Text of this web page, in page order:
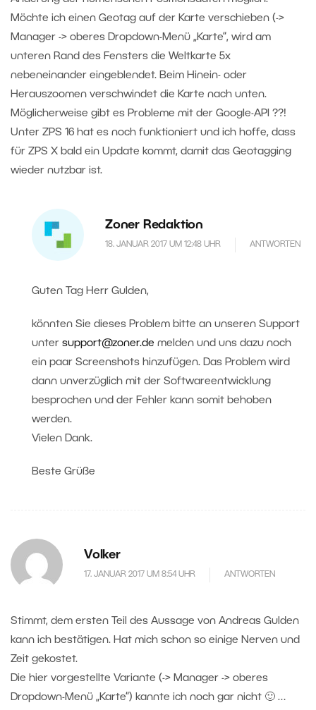
Möchte ich einen Geotag auf der Karte verschieben (->
Manager -> oberes Dropdown-Menü „Karte“, wird am
unteren Rand des Fensters die Weltkarte 5x
nebeneinander eingeblendet. Beim Hinein- oder
Herauszoomen verschwindet die Karte nach unten.
Möglicherweise gibt es Probleme mit der Google-API ??!
Unter ZPS 16 hat es noch funktioniert und ich hoffe, dass
für ZPS X bald ein Update kommt, damit das Geotagging
wieder nutzbar ist.
Zoner Redaktion
18. JANUAR 2017 UM 12:48 UHR ANTWORTEN
Guten Tag Herr Gulden,
könnten Sie dieses Problem bitte an unseren Support
unter support@zoner.de melden und uns dazu noch
ein paar Screenshots hinzufügen. Das Problem wird
dann unverzüglich mit der Softwareentwicklung
besprochen und der Fehler kann somit behoben
werden.
Vielen Dank.
Beste Grüße
Volker
17. JANUAR 2017 UM 8:54 UHR ANTWORTEN
Stimmt, dem ersten Teil des Aussage von Andreas Gulden
kann ich bestätigen. Hat mich schon so einige Nerven und
Zeit gekostet.
Die hier vorgestellte Variante (-> Manager -> oberes
Dropdown-Menü „Karte“) kannte ich noch gar nicht 🙂 …